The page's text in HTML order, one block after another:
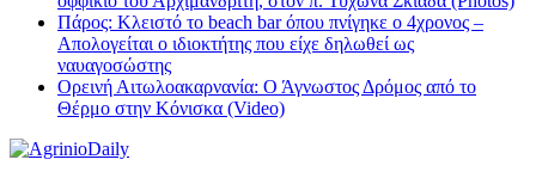
Πάρος: Κλειστό το beach bar όπου πνίγηκε ο 4χρονος –
Απολογείται ο ιδιοκτήτης που είχε δηλωθεί ως
ναυαγοσώστης
Ορεινή Αιτωλοακαρνανία: Ο Άγνωστος Δρόμος από το
Θέρμο στην Κόνισκα (Video)